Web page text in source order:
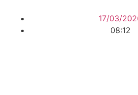
17/03/
08:12